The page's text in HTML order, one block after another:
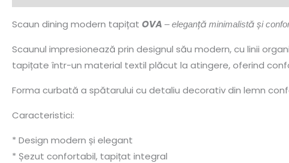
Scaun dining modern tapițat OVA – eleganță minimalistă și
Scaunul impresionează prin designul său modern, cu linii
tapițate într-un material textil plăcut la atingere, oferind
Forma curbată a spătarului cu detaliu decorativ din lemn
Caracteristici:
* Design modern și elegant
* Șezut confortabil, tapițat integral